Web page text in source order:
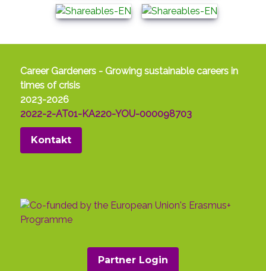
Career Gardeners - Growing sustainable careers in
times of crisis
2023-2026
2022-2-AT01-KA220-YOU-000098703
Kontakt
Partner Login